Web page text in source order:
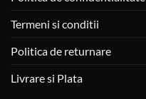
Termeni si conditii
Politica de returnare
Livrare si Plata